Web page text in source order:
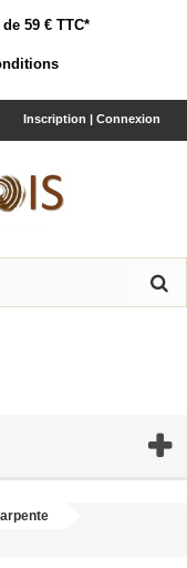
59 € TTC*
Inscription | Connexion